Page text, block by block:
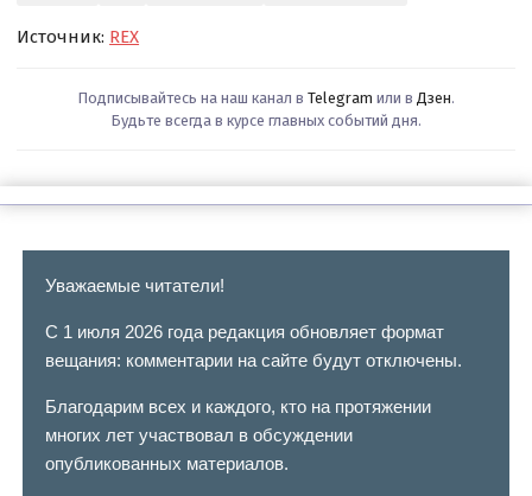
Источник: REX
Подписывайтесь на наш канал в Telegram или в Дзен.
Будьте всегда в курсе главных событий дня.
Уважаемые читатели!
С 1 июля 2026 года редакция обновляет формат
вещания: комментарии на сайте будут отключены.
Благодарим всех и каждого, кто на протяжении
многих лет участвовал в обсуждении
опубликованных материалов.